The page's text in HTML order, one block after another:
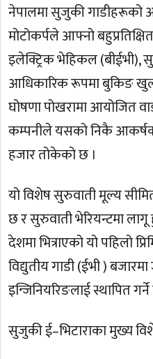
नेपालमा सुजुकी गाडीहरूको
मोटोकर्पले आफ्नो बहुप्रतिक्षित
इलेक्ट्रिक भेहिकल (बीईभी),
आधिकारिक रूपमा बुकिङ
घोषणा पोखरामा आयोजित
कम्पनीले यसको निकै
हजार तोकेको छ ।
यो विशेष सुरुवाती मूल्य
छ र सुरुवाती भेरियन्टमा
देशमा भित्राएको यो पहिलो
विद्युतीय गाडी (ईभी )
इन्जिनियरिङलाई स्थापित
सुजुकी ई–भिटाराका मुख्य